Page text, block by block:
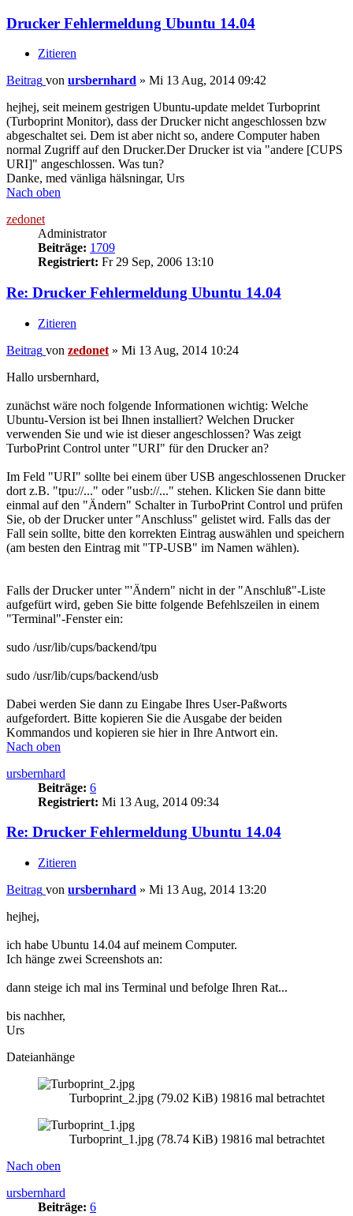
Drucker Fehlermeldung Ubuntu 14.04
Zitieren
Beitrag von ursbernhard » Mi 13 Aug, 2014 09:42
hejhej, seit meinem gestrigen Ubuntu-update meldet Turboprint
(Turboprint Monitor), dass der Drucker nicht angeschlossen bzw
abgeschaltet sei. Dem ist aber nicht so, andere Computer haben
normal Zugriff auf den Drucker.Der Drucker ist via "andere [CUPS
URI]" angeschlossen. Was tun?
Danke, med vänliga hälsningar, Urs
Nach oben
zedonet
Administrator
Beiträge: 1709
Registriert: Fr 29 Sep, 2006 13:10
Re: Drucker Fehlermeldung Ubuntu 14.04
Zitieren
Beitrag von zedonet » Mi 13 Aug, 2014 10:24
Hallo ursbernhard,
zunächst wäre noch folgende Informationen wichtig: Welche
Ubuntu-Version ist bei Ihnen installiert? Welchen Drucker
verwenden Sie und wie ist dieser angeschlossen? Was zeigt
TurboPrint Control unter "URI" für den Drucker an?
Im Feld "URI" sollte bei einem über USB angeschlossenen Drucker
dort z.B. "tpu://..." oder "usb://..." stehen. Klicken Sie dann bitte
einmal auf den "Ändern" Schalter in TurboPrint Control und prüfen
Sie, ob der Drucker unter "Anschluss" gelistet wird. Falls das der
Fall sein sollte, bitte den korrekten Eintrag auswählen und speichern
(am besten den Eintrag mit "TP-USB" im Namen wählen).
Falls der Drucker unter "'Ändern" nicht in der "Anschluß"-Liste
aufgefürt wird, geben Sie bitte folgende Befehlszeilen in einem
"Terminal"-Fenster ein:
sudo /usr/lib/cups/backend/tpu
sudo /usr/lib/cups/backend/usb
Dabei werden Sie dann zu Eingabe Ihres User-Paßworts
aufgefordert. Bitte kopieren Sie die Ausgabe der beiden
Kommandos und kopieren sie hier in Ihre Antwort ein.
Nach oben
ursbernhard
Beiträge: 6
Registriert: Mi 13 Aug, 2014 09:34
Re: Drucker Fehlermeldung Ubuntu 14.04
Zitieren
Beitrag von ursbernhard » Mi 13 Aug, 2014 13:20
hejhej,
ich habe Ubuntu 14.04 auf meinem Computer.
Ich hänge zwei Screenshots an:
dann steige ich mal ins Terminal und befolge Ihren Rat...
bis nachher,
Urs
Dateianhänge
Turboprint_2.jpg (79.02 KiB) 19816 mal betrachtet
Turboprint_1.jpg (78.74 KiB) 19816 mal betrachtet
Nach oben
ursbernhard
Beiträge: 6